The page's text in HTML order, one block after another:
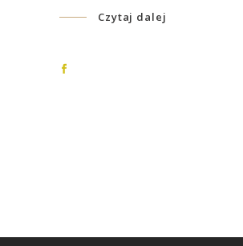
Czytaj dalej